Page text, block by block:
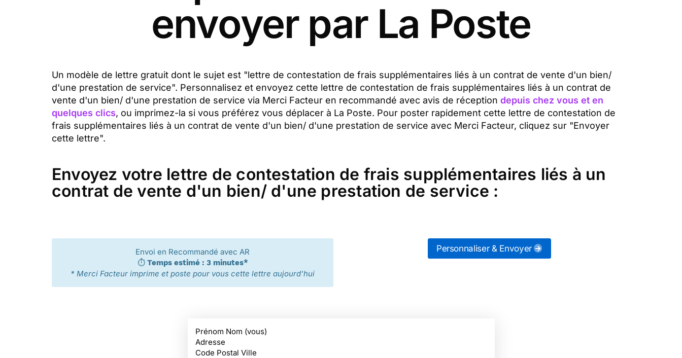
envoyer par La Poste
Un modèle de lettre gratuit dont le sujet est "lettre de contestation de frais supplémentaires liés à un contrat de vente d'un bien/
d'une prestation de service". Personnalisez et envoyez cette lettre de contestation de frais supplémentaires liés à un contrat de
vente d'un bien/ d'une prestation de service via Merci Facteur en recommandé avec avis de réception depuis chez vous et en
quelques clics, ou imprimez-la si vous préférez vous déplacer à La Poste. Pour poster rapidement cette lettre de contestation de
frais supplémentaires liés à un contrat de vente d'un bien/ d'une prestation de service avec Merci Facteur, cliquez sur "Envoyer
cette lettre".
Envoyez votre lettre de contestation de frais supplémentaires liés à un
contrat de vente d'un bien/ d'une prestation de service :
Envoi en Recommandé avec AR
⏱️ Temps estimé : 3 minutes*
* Merci Facteur imprime et poste pour vous cette lettre aujourd'hui
Personnaliser & Envoyer
Prénom Nom (vous)
Adresse
Code Postal Ville